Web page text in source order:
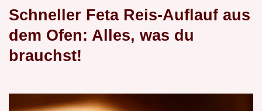
Schneller Feta Reis-Auflauf aus
dem Ofen: Alles, was du
brauchst!